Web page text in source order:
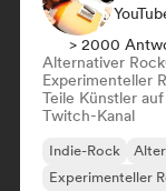
> 2000
Alternativer Rock
Experimenteller
Teile Künstler
Twitch-Kanal
Indie-Rock
Experimenteller